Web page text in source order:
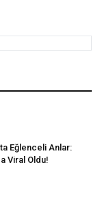
Eğlenceli Anlar:
Viral Oldu!